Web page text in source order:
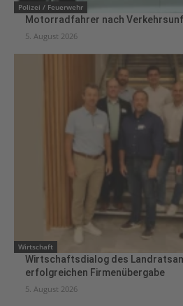
Polizei / Feuerwehr
Motorradfahrer nach
5. August 2026
Wirtschaft
Wirtschaftsdialog des
erfolgreichen Firmenübergabe
5. August 2026